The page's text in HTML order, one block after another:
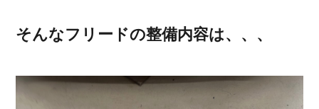
そんなフリードの整備内容は、、、